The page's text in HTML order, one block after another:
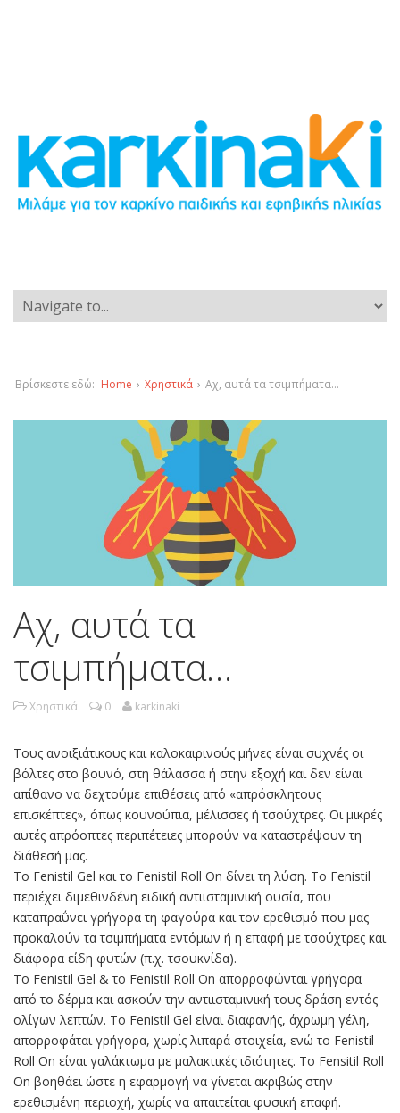
Βρίσκεστε εδώ: Home › Χρηστικά › Αχ, αυτά τα τσιμπήματα…
Αχ, αυτά τα
τσιμπήματα…
Χρηστικά 0 karkinaki
Τους ανοιξιάτικους και καλοκαιρινούς μήνες είναι συχνές οι
βόλτες στο βουνό, στη θάλασσα ή στην εξοχή και δεν είναι
απίθανο να δεχτούμε επιθέσεις από «απρόσκλητους
επισκέπτες», όπως κουνούπια, μέλισσες ή τσούχτρες. Οι μικρές
αυτές απρόοπτες περιπέτειες μπορούν να καταστρέψουν τη
διάθεσή μας.
Το Fenistil Gel και το Fenistil Roll On δίνει τη λύση. Το Fenistil
περιέχει διμεθινδένη ειδική αντιισταμινική ουσία, που
καταπραΰνει γρήγορα τη φαγούρα και τον ερεθισμό που μας
προκαλούν τα τσιμπήματα εντόμων ή η επαφή με τσούχτρες και
διάφορα είδη φυτών (π.χ. τσουκνίδα).
Το Fenistil Gel & το Fenistil Roll On απορροφώνται γρήγορα
από το δέρμα και ασκούν την αντιισταμινική τους δράση εντός
ολίγων λεπτών. Το Fenistil Gel είναι διαφανής, άχρωμη γέλη,
απορροφάται γρήγορα, χωρίς λιπαρά στοιχεία, ενώ το Fenistil
Roll On είναι γαλάκτωμα με μαλακτικές ιδιότητες. Το Fensitil Roll
On βοηθάει ώστε η εφαρμογή να γίνεται ακριβώς στην
ερεθισμένη περιοχή, χωρίς να απαιτείται φυσική επαφή.